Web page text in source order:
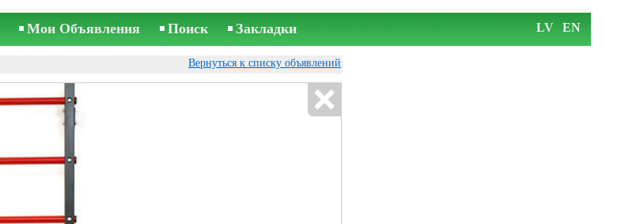
Мои Объявления Поиск Закладки LV EN
Вернуться к списку объявлений